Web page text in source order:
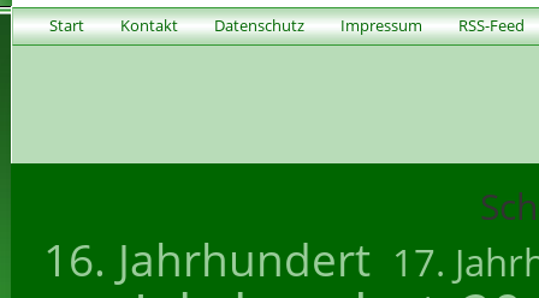
Start Kontakt Datenschutz Impressum RSS-Feed
16. Jahrhundert 17.